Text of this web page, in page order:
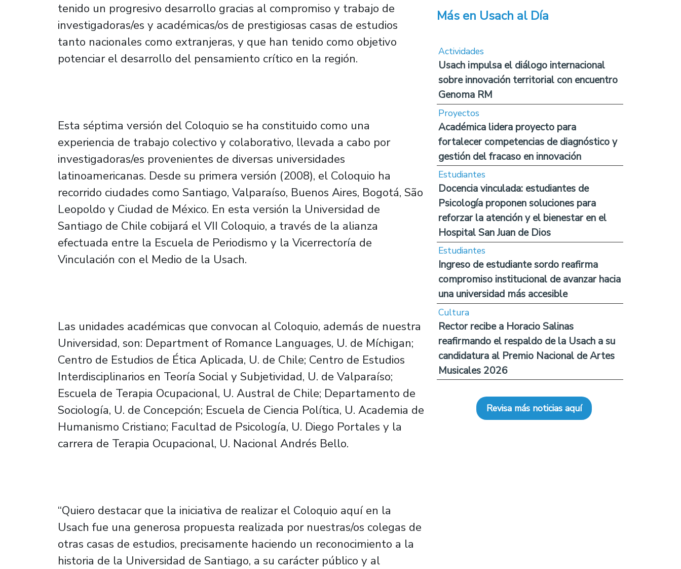
tenido un progresivo desarrollo gracias al compromiso y trabajo de
investigadoras/es y académicas/os de prestigiosas casas de estudios
tanto nacionales como extranjeras, y que han tenido como objetivo
potenciar el desarrollo del pensamiento crítico en la región.
Esta séptima versión del Coloquio se ha constituido como una
experiencia de trabajo colectivo y colaborativo, llevada a cabo por
investigadoras/es provenientes de diversas universidades
latinoamericanas. Desde su primera versión (2008), el Coloquio ha
recorrido ciudades como Santiago, Valparaíso, Buenos Aires, Bogotá, São
Leopoldo y Ciudad de México. En esta versión la Universidad de
Santiago de Chile cobijará el VII Coloquio, a través de la alianza
efectuada entre la Escuela de Periodismo y la Vicerrectoría de
Vinculación con el Medio de la Usach.
Las unidades académicas que convocan al Coloquio, además de nuestra
Universidad, son: Department of Romance Languages, U. de Míchigan;
Centro de Estudios de Ética Aplicada, U. de Chile; Centro de Estudios
Interdisciplinarios en Teoría Social y Subjetividad, U. de Valparaíso;
Escuela de Terapia Ocupacional, U. Austral de Chile; Departamento de
Sociología, U. de Concepción; Escuela de Ciencia Política, U. Academia de
Humanismo Cristiano; Facultad de Psicología, U. Diego Portales y la
carrera de Terapia Ocupacional, U. Nacional Andrés Bello.
“Quiero destacar que la iniciativa de realizar el Coloquio aquí en la
Usach fue una generosa propuesta realizada por nuestras/os colegas de
otras casas de estudios, precisamente haciendo un reconocimiento a la
historia de la Universidad de Santiago, a su carácter público y al
Más en Usach al Día
Actividades
Usach impulsa el diálogo internacional
sobre innovación territorial con encuentro
Genoma RM
Proyectos
Académica lidera proyecto para
fortalecer competencias de diagnóstico y
gestión del fracaso en innovación
Estudiantes
Docencia vinculada: estudiantes de
Psicología proponen soluciones para
reforzar la atención y el bienestar en el
Hospital San Juan de Dios
Estudiantes
Ingreso de estudiante sordo reafirma
compromiso institucional de avanzar hacia
una universidad más accesible
Cultura
Rector recibe a Horacio Salinas
reafirmando el respaldo de la Usach a su
candidatura al Premio Nacional de Artes
Musicales 2026
Revisa más noticias aquí